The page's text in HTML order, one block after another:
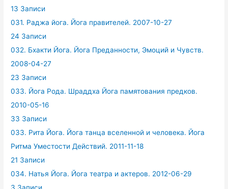
13 Записи
031. Раджа йога. Йога правителей. 2007-10-27
24 Записи
032. Бхакти Йога. Йога Преданности, Эмоций и Чувств.
2008-04-27
23 Записи
033. Йога Рода. Шраддха Йога памятования предков.
2010-05-16
33 Записи
033. Рита Йога. Йога танца вселенной и человека. Йога
Ритма Уместости Действий. 2011-11-18
21 Записи
034. Натья Йога. Йога театра и актеров. 2012-06-29